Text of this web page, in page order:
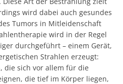
wird dabei auch gesundes
Tumors in Mitleidenschaft
wird in der Regel
durchgeführt – einem Gerät,
Strahlen erzeugt:
die sich vor allem für die
die tief im Körper liegen,